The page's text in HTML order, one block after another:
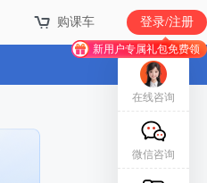
购课车 登录/注册
新用户专属礼包免费领
在线咨询
微信咨询